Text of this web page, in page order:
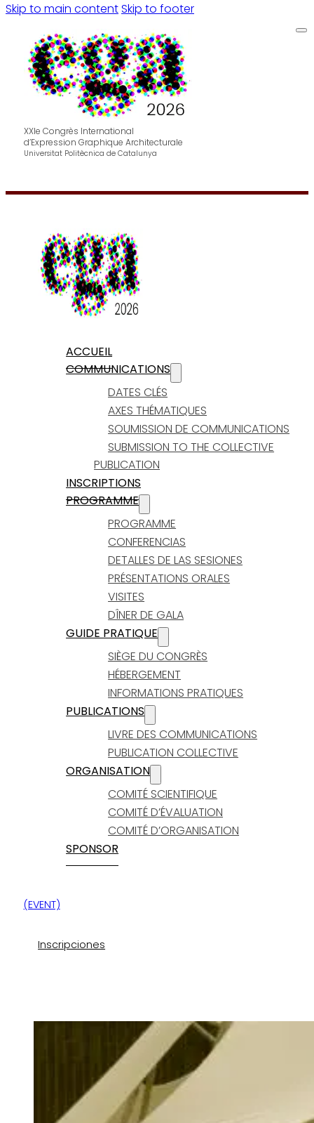
Skip to main contentSkip to footer
XXIe Congrès International
d’Expression Graphique Architecturale
Universitat Politècnica de Catalunya
ACCUEIL
COMMUNICATIONS
DATES CLÉS
AXES THÉMATIQUES
SOUMISSION DE COMMUNICATIONS
SUBMISSION TO THE COLLECTIVE
PUBLICATION
INSCRIPTIONS
PROGRAMME
PROGRAMME
CONFERENCIAS
DETALLES DE LAS SESIONES
PRÉSENTATIONS ORALES
VISITES
DÎNER DE GALA
GUIDE PRATIQUE
SIÈGE DU CONGRÈS
HÉBERGEMENT
INFORMATIONS PRATIQUES
PUBLICATIONS
LIVRE DES COMMUNICATIONS
PUBLICATION COLLECTIVE
ORGANISATION
COMITÉ SCIENTIFIQUE
COMITÉ D’ÉVALUATION
COMITÉ D’ORGANISATION
SPONSOR
(EVENT)
Inscripciones